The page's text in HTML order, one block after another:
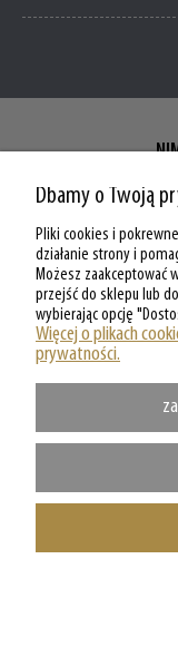
Dbamy o Twoją
Pliki cookies i
działanie strony i
Możesz zaakceptować
przejść do sklepu lub
wybierając opcję
Więcej o plikach
prywatności.